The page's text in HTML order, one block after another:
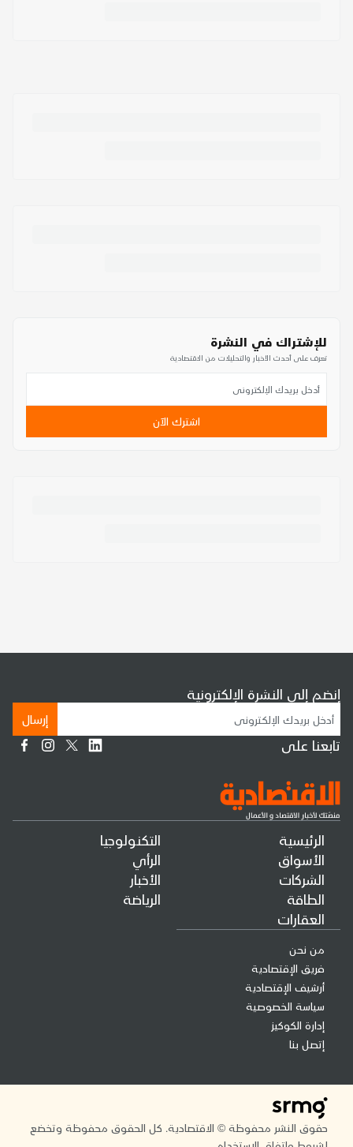
للإشتراك في النشرة
تعرف على أحدث الأخبار والتحليلات من الاقتصادية
اشترك الآن
الرئيسية
الأسواق
الشركات
الطاقة
العقارات
التكنولوجيا
الرأي
الأخبار
الرياضة
من نحن
فريق الإقتصادية
أرشيف الإقتصادية
سياسة الخصوصية
إدارة الكوكيز
إتصل بنا
إنضم إلى النشرة الإلكترونية
إرسال
تابعنا على
حقوق النشر محفوظة © الاقتصادية. كل الحقوق محفوظة وتخضع